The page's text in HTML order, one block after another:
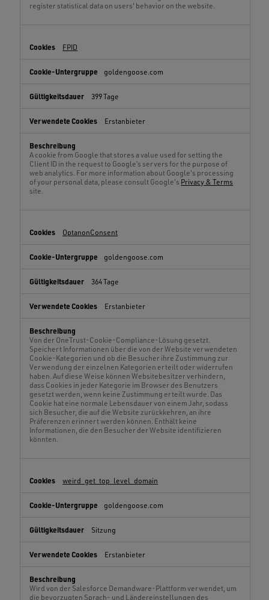
register statistical data on users' behavior on the website.
FPID
goldengoose.com
399 Tage
Erstanbieter
A cookie from Google that stores a value used for setting the
Client ID in the request to Google’s servers for the purpose of
web analytics. For more information about Google's processing
of your personal data, please consult Google's Privacy & Terms
site.
OptanonConsent
goldengoose.com
364 Tage
Erstanbieter
Von der OneTrust-Cookie-Compliance-Lösung gesetzt.
Speichert Informationen über die von der Website verwendeten
Cookie-Kategorien und ob die Besucher ihre Zustimmung zur
Verwendung der einzelnen Kategorien erteilt oder widerrufen
haben. Auf diese Weise können Websitebesitzer verhindern,
dass Cookies in jeder Kategorie im Browser des Benutzers
gesetzt werden, wenn keine Zustimmung erteilt wurde. Das
Cookie hat eine normale Lebensdauer von einem Jahr, sodass
sich Besucher, die auf die Website zurückkehren, an ihre
Präferenzen erinnert werden können. Enthält keine
Informationen, die den Besucher der Website identifizieren
könnten.
weird_get_top_level_domain
goldengoose.com
Sitzung
Erstanbieter
Wird von der Salesforce Demandware-Plattform verwendet, um
die bevorzugten Sprach- und Ländereinstellungen des